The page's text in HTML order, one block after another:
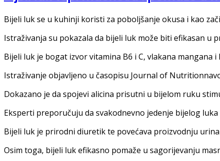
Bijeli luk se u kuhinji koristi za poboljšanje okusa i kao
Istraživanja su pokazala da bijeli luk može biti efikasan u
Bijeli luk je bogat izvor vitamina B6 i C, vlakana
Istraživanje objavljeno u časopisu Journal of
Dokazano je da spojevi alicina prisutni u bijelom ruku
Eksperti preporučuju da svakodnevno jedenje bijelog
Bijeli luk je prirodni diuretik te povećava proizvodnju
Osim toga, bijeli luk efikasno pomaže u sagorijevanju